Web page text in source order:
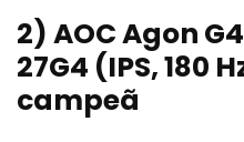
2) AOC Agon
27G4 (IPS, 180
campeã